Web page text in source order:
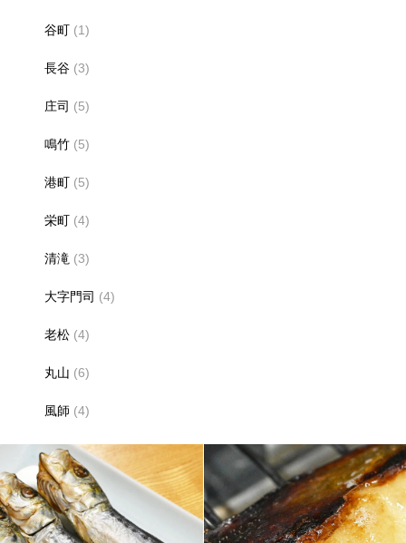
谷町 (1)
長谷 (3)
庄司 (5)
鳴竹 (5)
港町 (5)
栄町 (4)
清滝 (3)
大字門司 (4)
老松 (4)
丸山 (6)
風師 (4)